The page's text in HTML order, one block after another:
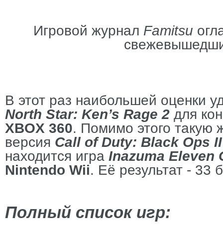
Игровой журнал Famitsu
В этот раз наибольшей оценки
North Star: Ken’s Rage 2 для
XBOX 360. Помимо этого такую
версия Call of Duty: Black Ops II
находится игра Inazuma Eleven
Nintendo Wii. Её результат - 33
Полный список игр: